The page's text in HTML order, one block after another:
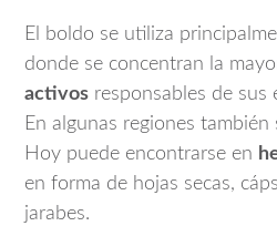
El boldo se utiliza
donde se concentran la
activos responsables de sus
En algunas regiones también
Hoy puede encontrarse en
en forma de hojas secas,
jarabes.